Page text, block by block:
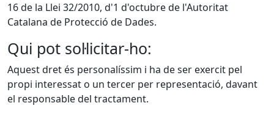
16 de la Llei 32/2010, d'1 d'octubre de l'Autoritat
Catalana de Protecció de Dades.
Qui pot sol·licitar-ho:
Aquest dret és personalíssim i ha de ser exercit pel
propi interessat o un tercer per representació, davant
el responsable del tractament.